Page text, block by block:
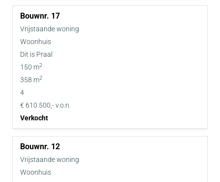
17
Vrijstaande woning
Woonhuis
Dit is Praal
150 m2
358 m2
4
€ 610.500,- v.o.n.
Verkocht
12
Vrijstaande woning
Woonhuis